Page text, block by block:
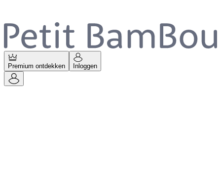
Premium ontdekken Inloggen